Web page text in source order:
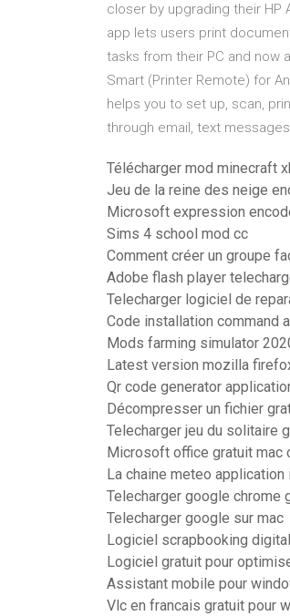
closer by upgrading their HP
app lets users print
tasks from their PC and now
Smart (Printer Remote) for
helps you to set up, scan,
through email, text
Télécharger mod minecraft
Jeu de la reine des neige
Microsoft expression
Sims 4 school mod cc
Comment créer un groupe
Adobe flash player
Telecharger logiciel de
Code installation command
Mods farming simulator
Latest version mozilla
Qr code generator
Décompresser un fichier
Telecharger jeu du solitaire
Microsoft office gratuit mac
La chaine meteo application
Telecharger google
Telecharger google sur mac
Logiciel scrapbooking
Logiciel gratuit pour
Assistant mobile pour
Vlc en francais gratuit pour